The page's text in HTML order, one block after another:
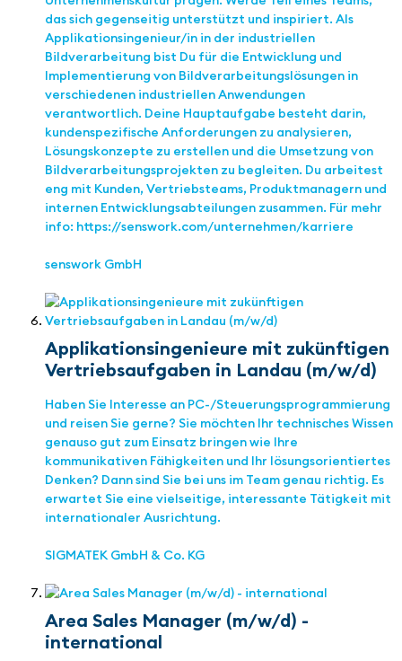
das sich gegenseitig unterstützt und inspiriert. Als
Applikationsingenieur/in in der industriellen
Bildverarbeitung bist Du für die Entwicklung und
Implementierung von Bildverarbeitungslösungen in
verschiedenen industriellen Anwendungen
verantwortlich. Deine Hauptaufgabe besteht darin,
kundenspezifische Anforderungen zu analysieren,
Lösungskonzepte zu erstellen und die Umsetzung von
Bildverarbeitungsprojekten zu begleiten. Du arbeitest
eng mit Kunden, Vertriebsteams, Produktmanagern und
internen Entwicklungsabteilungen zusammen. Für mehr
info: https://senswork.com/unternehmen/karriere
senswork GmbH
Applikationsingenieure mit zukünftigen
Vertriebsaufgaben in Landau (m/w/d)
Haben Sie Interesse an PC-/Steuerungsprogrammierung
und reisen Sie gerne? Sie möchten Ihr technisches Wissen
genauso gut zum Einsatz bringen wie Ihre
kommunikativen Fähigkeiten und Ihr lösungsorientiertes
Denken? Dann sind Sie bei uns im Team genau richtig. Es
erwartet Sie eine vielseitige, interessante Tätigkeit mit
internationaler Ausrichtung.
SIGMATEK GmbH & Co. KG
Area Sales Manager (m/w/d) -
international